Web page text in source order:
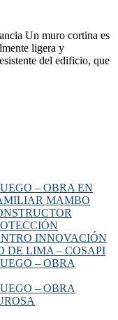
Un muro cortina es
ligera y
del edificio, que
– OBRA EN
MAMBO
INNOVACIÓN
DE LIMA – COSAPI
– OBRA
– OBRA